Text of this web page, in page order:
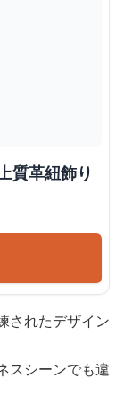
質革紐飾り
されたデザイン
スシーンでも違